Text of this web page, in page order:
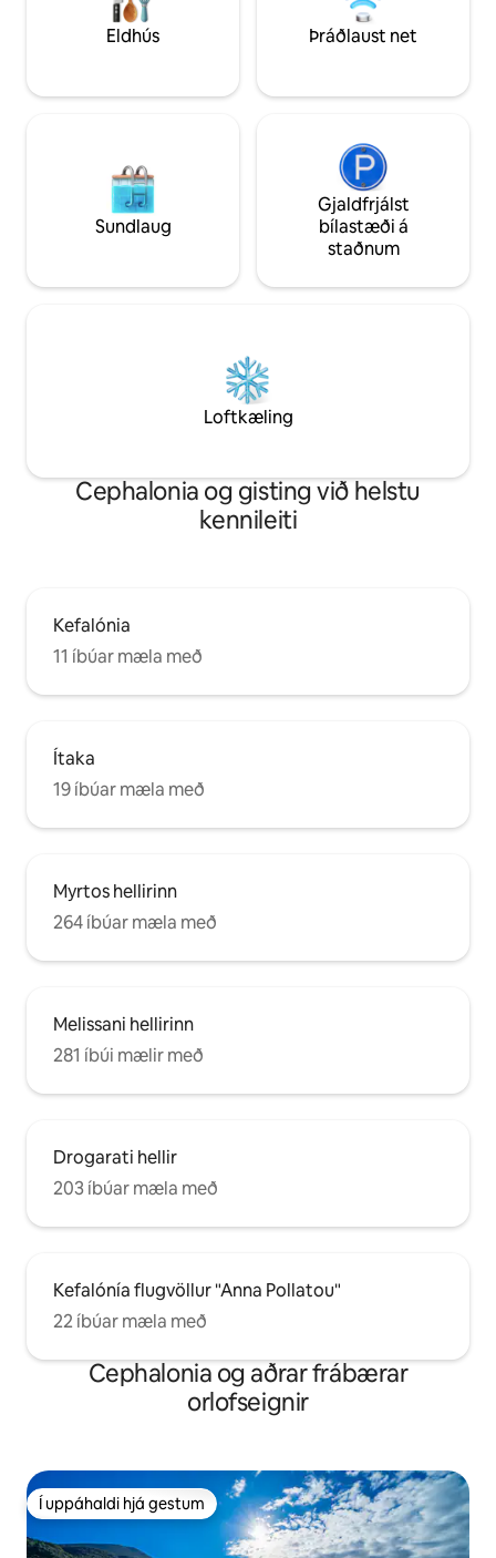
Erato fullkominn afdrep á eyjunni.
Eldhús Þráðlaust net
Sundlaug
Gjaldfrjálst
bílastæði á
staðnum
Loftkæling
Cephalonia og gisting við helstu
kennileiti
Kefalónia
11 íbúar mæla með
Ítaka
19 íbúar mæla með
Myrtos hellirinn
264 íbúar mæla með
Melissani hellirinn
281 íbúi mælir með
Drogarati hellir
203 íbúar mæla með
Kefalónía flugvöllur "Anna Pollatou"
22 íbúar mæla með
Cephalonia og aðrar frábærar
orlofseignir
Í uppáhaldi hjá gestum
Í uppáhaldi hjá gestum